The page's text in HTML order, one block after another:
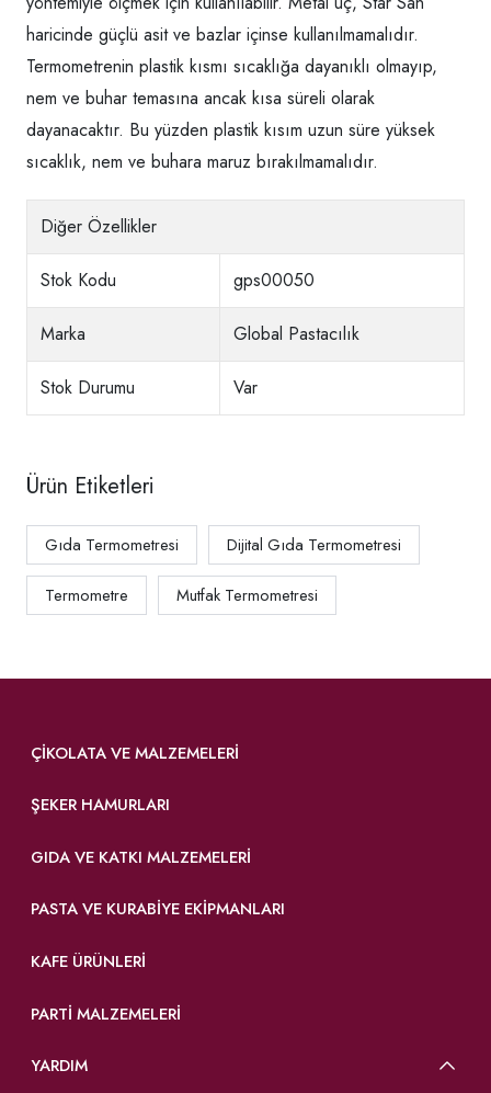
haricinde güçlü asit ve bazlar içinse kullanılmamalıdır.
Termometrenin plastik kısmı sıcaklığa dayanıklı olmayıp,
nem ve buhar temasına ancak kısa süreli olarak
dayanacaktır. Bu yüzden plastik kısım uzun süre yüksek
sıcaklık, nem ve buhara maruz bırakılmamalıdır.
Diğer Özellikler
Stok Kodu gps00050
Marka Global Pastacılık
Stok Durumu Var
Ürün Etiketleri
Gıda Termometresi Dijital Gıda Termometresi
Termometre Mutfak Termometresi
ÇIKOLATA VE MALZEMELERI
ŞEKER HAMURLARI
GIDA VE KATKI MALZEMELERI
PASTA VE KURABIYE EKIPMANLARI
KAFE ÜRÜNLERI
PARTI MALZEMELERI
YARDIM